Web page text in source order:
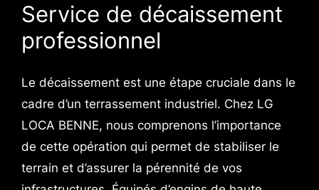
Service de décaissement
professionnel
Le décaissement est une étape cruciale dans le
cadre d’un terrassement industriel. Chez LG
LOCA BENNE, nous comprenons l’importance
de cette opération qui permet de stabiliser le
terrain et d’assurer la pérennité de vos